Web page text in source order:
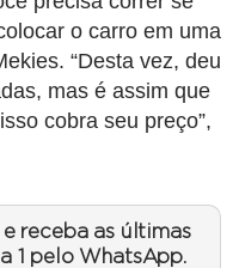
o carro em uma
“Desta vez, deu
mas é assim que
cobra seu preço”,
e receba as últimas
1 pelo WhatsApp.